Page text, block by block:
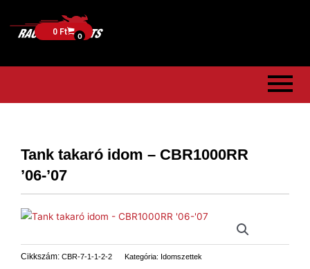
0 Ft 0
Tank takaró idom – CBR1000RR
’06-’07
Cikkszám: CBR-7-1-1-2-2 Kategória: Idomszettek